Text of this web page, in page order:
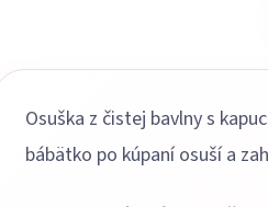
Osuška z čistej bavlny s
bábätko po kúpaní osuší a